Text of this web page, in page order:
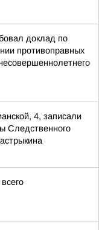
доклад по
противоправных
4, записали
Следственного